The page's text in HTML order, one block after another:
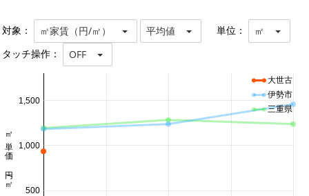
対象： ㎡家賃（円/㎡） 平均値 単位： ㎡
タッチ操作： OFF
500
1,000
1,500
㎡単価 円/㎡
大世古
伊勢市
三重県